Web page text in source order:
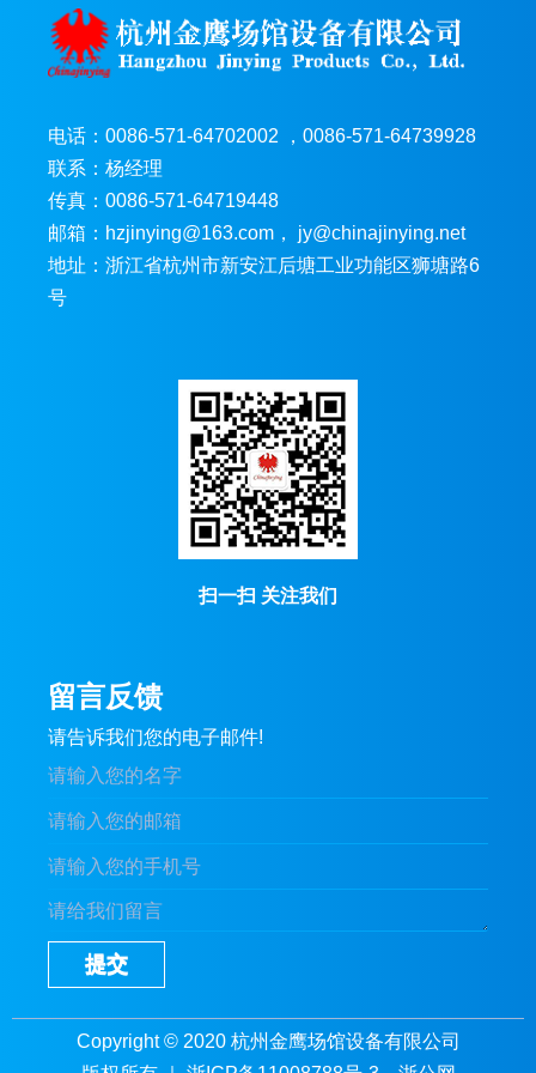
电话：0086-571-64702002 ，0086-571-64739928
联系：杨经理
传真：0086-571-64719448
邮箱：hzjinying@163.com， jy@chinajinying.net
地址：浙江省杭州市新安江后塘工业功能区狮塘路6
号
扫一扫 关注我们
留言反馈
请告诉我们您的电子邮件!
提交
Copyright © 2020 杭州金鹰场馆设备有限公司